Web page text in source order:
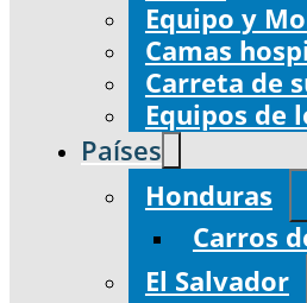
Equipo y
Camas
Carreta de
Equipos de
Países
Honduras
Carros
El Salvador